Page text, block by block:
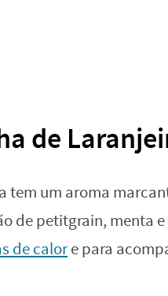
de
tem um aroma
de petitgrain, menta
de calore para